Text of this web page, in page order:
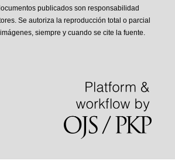
publicados son responsabilidad
Se autoriza la reproducción total o parcial
siempre y cuando se cite la fuente.